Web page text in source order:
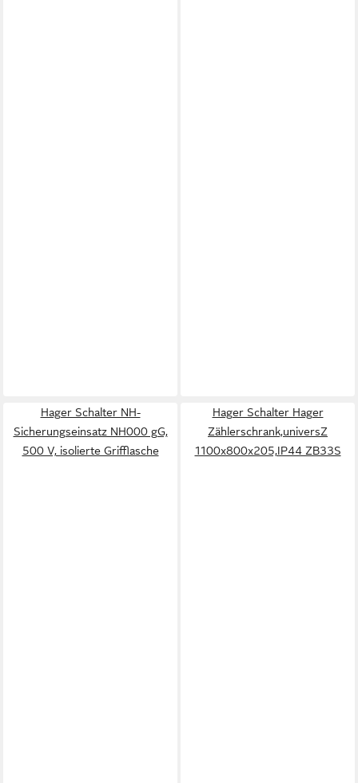
Hager Schalter NH-
Sicherungseinsatz NH000 gG,
500 V, isolierte Grifflasche
Hager Schalter Hager
Zählerschrank,universZ
1100x800x205,IP44 ZB33S